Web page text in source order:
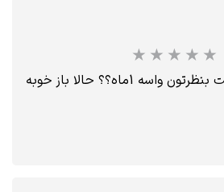
430تومن زیادنیست بنظرتون واسه 1ماه؟؟ حالا باز خوبه